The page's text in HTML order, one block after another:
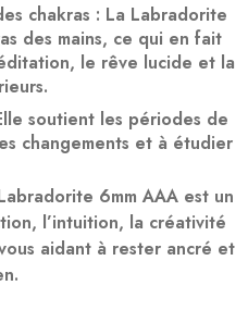
chakras : La Labradorite
des mains, ce qui en fait
le rêve lucide et la
soutient les périodes de
changements et à étudier
6mm AAA est un
l’intuition, la créativité
aidant à rester ancré et